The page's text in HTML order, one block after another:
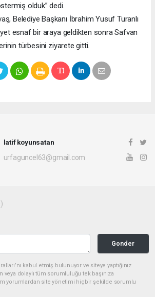
olduk” dedi.
Belediye Başkanı İbrahim Yusuf Turanlı
esnaf bir araya geldikten sonra Safvan
türbesini ziyarete gitti.
latif koyunsatan
urfaguncel63@gmail.com
Gonder
kabul etmiş bulunuyor ve siteye yaptığınız
dolaylı tüm sorumluluğu tek başınıza
yorumlardan site yönetimi hiçbir şekilde sorumlu